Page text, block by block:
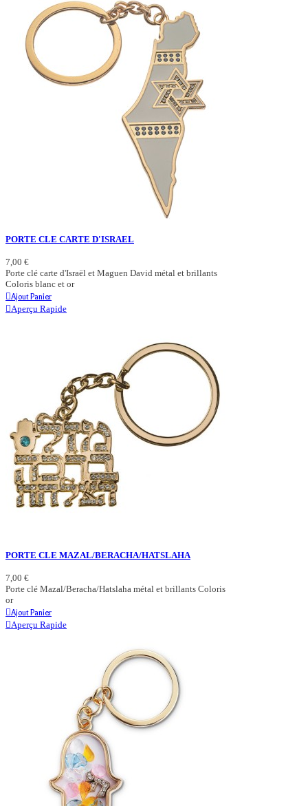
PORTE CLE CARTE D'ISRAEL
7,00 €
Porte clé carte d'Israël et Maguen David métal et brillants
Coloris blanc et or
Ajout Panier
Aperçu Rapide
PORTE CLE MAZAL/BERACHA/HATSLAHA
7,00 €
Porte clé Mazal/Beracha/Hatslaha métal et brillants Coloris
or
Ajout Panier
Aperçu Rapide